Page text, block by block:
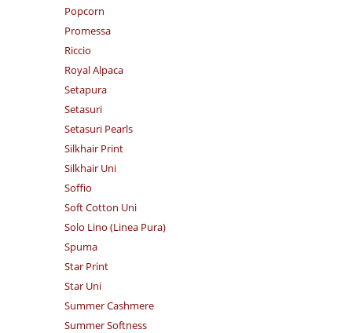
Popcorn
Promessa
Riccio
Royal Alpaca
Setapura
Setasuri
Setasuri Pearls
Silkhair Print
Silkhair Uni
Soffio
Soft Cotton Uni
Solo Lino (Linea Pura)
Spuma
Star Print
Star Uni
Summer Cashmere
Summer Softness